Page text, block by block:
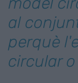
al
perquè
circular